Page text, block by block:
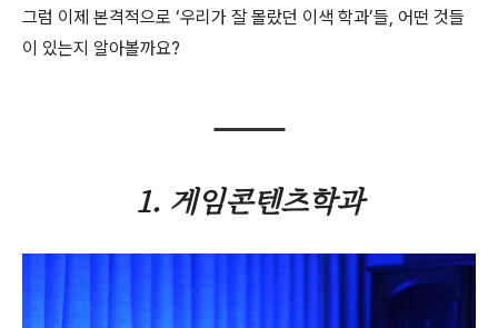
그럼 이제 본격적으로 ‘우리가 잘 몰랐던 이색 학과’들, 어떤 것들
이 있는지 알아볼까요?
1. 게임콘텐츠학과